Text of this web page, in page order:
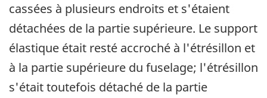
cassées à plusieurs endroits et s'étaient
détachées de la partie supérieure. Le support
élastique était resté accroché à l'étrésillon et
à la partie supérieure du fuselage; l'étrésillon
s'était toutefois détaché de la partie